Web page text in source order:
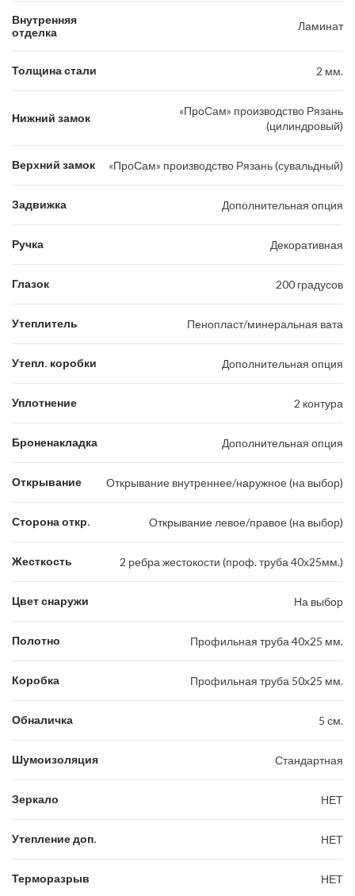
Внутренняя
отделка
Ламинат
Толщина стали 2 мм.
Нижний замок
«ПроСам» производство Рязань
(цилиндровый)
Верхний замок «ПроСам» производство Рязань (сувальдный)
Задвижка Дополнительная опция
Ручка Декоративная
Глазок 200 градусов
Утеплитель Пенопласт/минеральная вата
Утепл. коробки Дополнительная опция
Уплотнение 2 контура
Броненакладка Дополнительная опция
Открывание Открывание внутреннее/наружное (на выбор)
Сторона откр. Открывание левое/правое (на выбор)
Жесткость 2 ребра жестокости (проф. труба 40х25мм.)
Цвет снаружи На выбор
Полотно Профильная труба 40х25 мм.
Коробка Профильная труба 50х25 мм.
Обналичка 5 см.
Шумоизоляция Стандартная
Зеркало НЕТ
Утепление доп. НЕТ
Терморазрыв НЕТ